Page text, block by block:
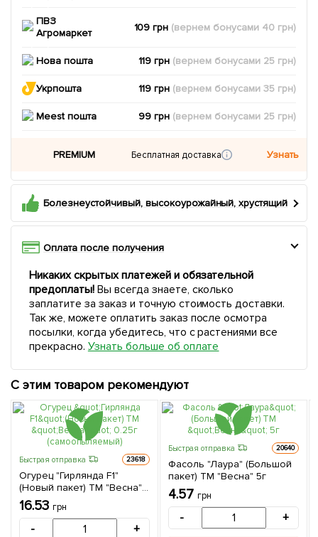
ПВЗ
Агромаркет
109 грн (вернем бонусами 40 грн)
Нова пошта 119 грн (вернем бонусами 25 грн)
Укрпошта 119 грн (вернем бонусами35 грн)
Meest пошта 99 грн (вернем бонусами 25 грн)
PREMIUM Бесплатная доставка Узнать
Болезнеустойчивый, высокоурожайный, хрустящий
Оплата после получения
Никаких скрытых платежей и обязательной
предоплаты!Вы всегда знаете, сколько
заплатите за заказ и точную стоимость доставки.
Так же, можете оплатить заказ после осмотра
посылки, когда убедитесь, что с растениями все
прекрасно. Узнать больше об оплате
С этим товаром рекомендуют
Быстрая отправка 23618
Огурец "Гирлянда F1"
(Новый пакет) ТМ "Весна"
0.25г (самоопыляемый)
16.53 грн
- +
Быстрая отправка 20640
Фасоль "Лаура" (Большой
пакет) ТМ "Весна" 5г
4.57 грн
- +